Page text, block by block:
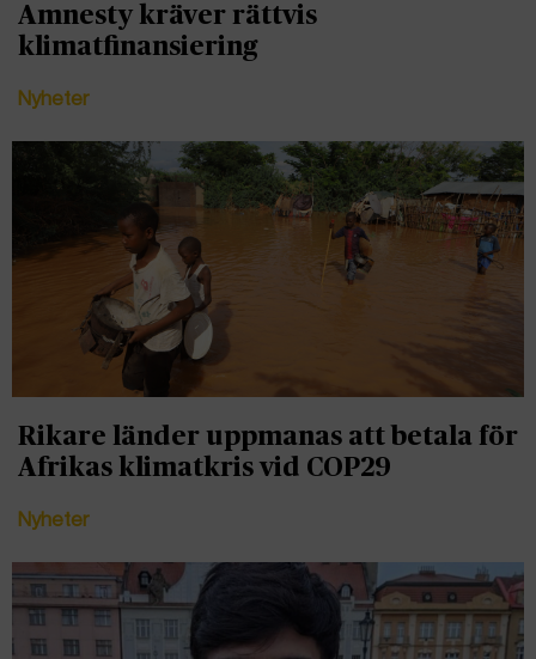
Amnesty kräver rättvis
klimatfinansiering
Nyheter
Rikare länder uppmanas att betala för
Afrikas klimatkris vid COP29
Nyheter